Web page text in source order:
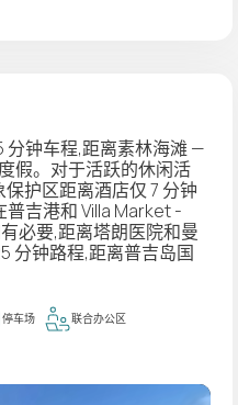
分钟车程,距离素林海滩 —
假。对于活跃的休闲活
护区距离酒店仅 7 分钟
普吉港和 Villa Market -
必要,距离塔朗医院和曼
分钟路程,距离普吉岛国
停车场 联合办公区